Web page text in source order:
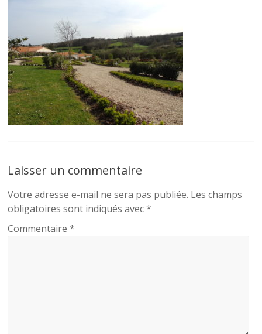
Laisser un commentaire
Votre adresse e-mail ne sera pas publiée. Les champs
obligatoires sont indiqués avec*
Commentaire*